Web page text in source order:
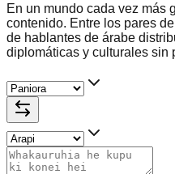
En un mundo cada vez más
contenido. Entre los pares
de hablantes de árabe
diplomáticas y culturales sin